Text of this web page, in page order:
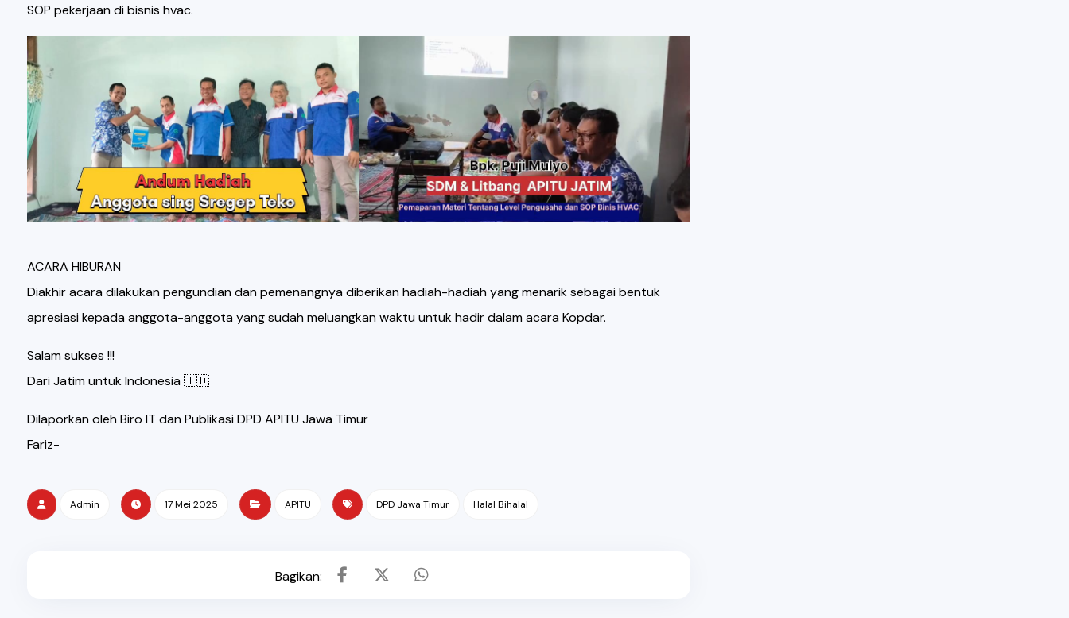
SOP pekerjaan di bisnis hvac.
ACARA HIBURAN
Diakhir acara dilakukan pengundian dan pemenangnya diberikan hadiah-hadiah yang menarik sebagai bentuk
apresiasi kepada anggota-anggota yang sudah meluangkan waktu untuk hadir dalam acara Kopdar.
Salam sukses !!!
Dari Jatim untuk Indonesia 🇮🇩
Dilaporkan oleh Biro IT dan Publikasi DPD APITU Jawa Timur
Fariz-
Admin 17 Mei 2025 APITU DPD Jawa Timur Halal Bihalal